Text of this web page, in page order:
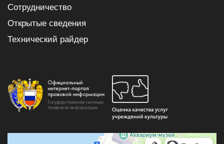
Сотрудничество
Открытые сведения
Технический райдер